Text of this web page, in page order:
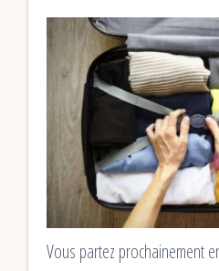
Vous partez prochainement